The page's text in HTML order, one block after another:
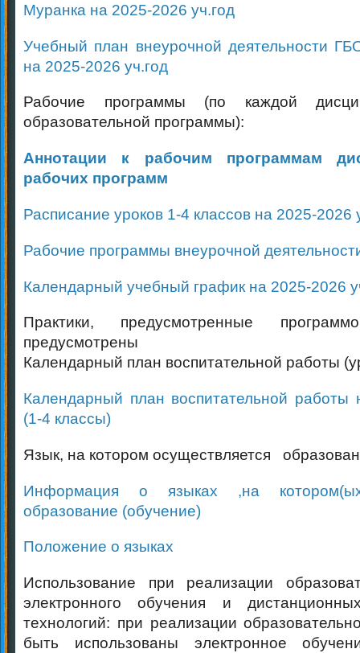
Муранка на 2025-2026 уч.год
Учебный план внеурочной деятельности
на 2025-2026 уч.год
Рабочие программы (по каждой
образовательной программы):
Аннотации к рабочим программам
рабочих программ
Расписание уроков 1-4 классов на 2025-2026
Рабочие программы внеурочной
Календарный учебный график на 2025-2026
Практики, предусмотренные
предусмотрены
Календарный план воспитательной работы
Календарный план воспитательной работы
(1-4 классы)
Язык, на котором осуществляется
Информация о языках ,на
образование (обучение)
Положение о языках
Использование при реализации
электронного обучения и
технологий: при реализации
быть использованы электронное